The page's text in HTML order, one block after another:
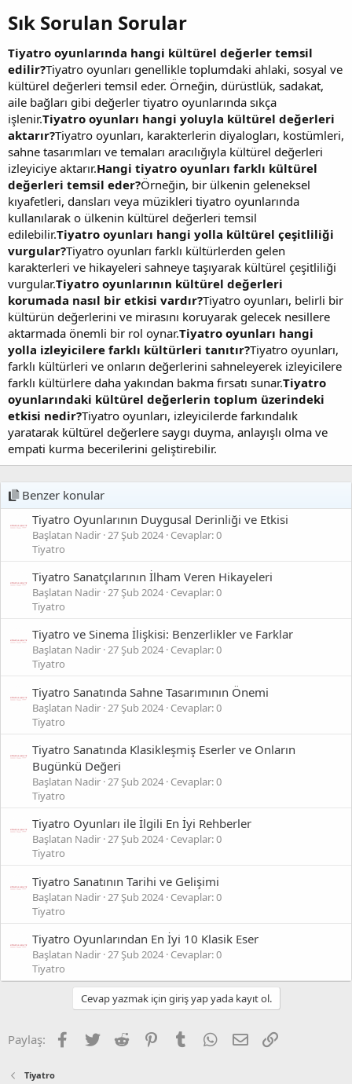
Sık Sorulan Sorular​
Tiyatro oyunlarında hangi kültürel değerler temsil
edilir?Tiyatro oyunları genellikle toplumdaki ahlaki, sosyal ve
kültürel değerleri temsil eder. Örneğin, dürüstlük, sadakat,
aile bağları gibi değerler tiyatro oyunlarında sıkça
işlenir.Tiyatro oyunları hangi yoluyla kültürel değerleri
aktarır?Tiyatro oyunları, karakterlerin diyalogları, kostümleri,
sahne tasarımları ve temaları aracılığıyla kültürel değerleri
izleyiciye aktarır.Hangi tiyatro oyunları farklı kültürel
değerleri temsil eder?Örneğin, bir ülkenin geleneksel
kıyafetleri, dansları veya müzikleri tiyatro oyunlarında
kullanılarak o ülkenin kültürel değerleri temsil
edilebilir.Tiyatro oyunları hangi yolla kültürel çeşitliliği
vurgular?Tiyatro oyunları farklı kültürlerden gelen
karakterleri ve hikayeleri sahneye taşıyarak kültürel çeşitliliği
vurgular.Tiyatro oyunlarının kültürel değerleri
korumada nasıl bir etkisi vardır?Tiyatro oyunları, belirli bir
kültürün değerlerini ve mirasını koruyarak gelecek nesillere
aktarmada önemli bir rol oynar.Tiyatro oyunları hangi
yolla izleyicilere farklı kültürleri tanıtır?Tiyatro oyunları,
farklı kültürleri ve onların değerlerini sahneleyerek izleyicilere
farklı kültürlere daha yakından bakma fırsatı sunar.Tiyatro
oyunlarındaki kültürel değerlerin toplum üzerindeki
etkisi nedir?Tiyatro oyunları, izleyicilerde farkındalık
yaratarak kültürel değerlere saygı duyma, anlayışlı olma ve
empati kurma becerilerini geliştirebilir.
Benzer konular
Tiyatro Oyunlarının Duygusal Derinliği ve Etkisi
Başlatan Nadir 27 Şub 2024 Cevaplar: 0
Tiyatro
Tiyatro Sanatçılarının İlham Veren Hikayeleri
Başlatan Nadir 27 Şub 2024 Cevaplar: 0
Tiyatro
Tiyatro ve Sinema İlişkisi: Benzerlikler ve Farklar
Başlatan Nadir 27 Şub 2024 Cevaplar: 0
Tiyatro
Tiyatro Sanatında Sahne Tasarımının Önemi
Başlatan Nadir 27 Şub 2024 Cevaplar: 0
Tiyatro
Tiyatro Sanatında Klasikleşmiş Eserler ve Onların
Bugünkü Değeri
Başlatan Nadir 27 Şub 2024 Cevaplar: 0
Tiyatro
Tiyatro Oyunları ile İlgili En İyi Rehberler
Başlatan Nadir 27 Şub 2024 Cevaplar: 0
Tiyatro
Tiyatro Sanatının Tarihi ve Gelişimi
Başlatan Nadir 27 Şub 2024 Cevaplar: 0
Tiyatro
Tiyatro Oyunlarından En İyi 10 Klasik Eser
Başlatan Nadir 27 Şub 2024 Cevaplar: 0
Tiyatro
Cevap yazmak için giriş yap yada kayıt ol.
Paylaş: Facebook
Twitter Reddit PinterestTumblr WhatsApp
E-posta
Tiyatro